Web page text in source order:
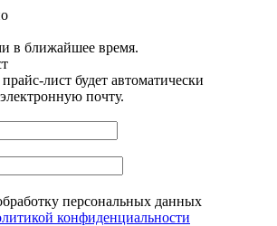
в ближайшее время.
лист будет автоматически
почту.
персональных данных
конфиденциальности